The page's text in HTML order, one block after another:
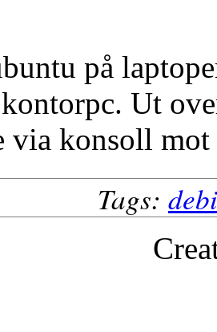
på
Ut
konsoll mot
Tags: